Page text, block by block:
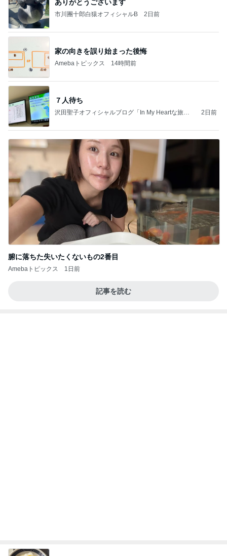
ありがとうございます
市川團十郎白猿オフィシャルB 2日前
家の向きを誤り始まった後悔
Amebaトピックス 14時間前
７人待ち
沢田聖子オフィシャルブログ「In My Heartな旅日
2日前
腑に落ちた失いたくないもの2番目
Amebaトピックス 1日前
記事を読む